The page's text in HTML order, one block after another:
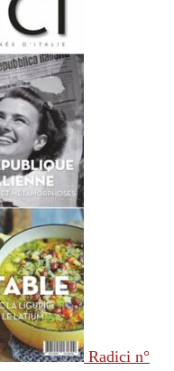
Radici n°